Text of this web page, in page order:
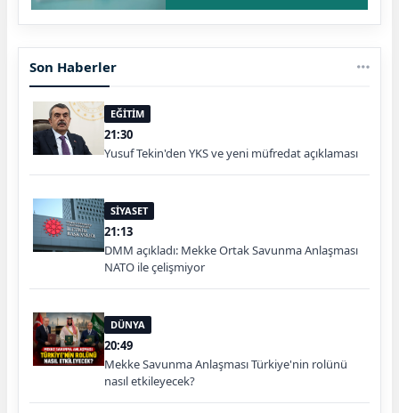
Son Haberler
EĞİTİM
21:30
Yusuf Tekin'den YKS ve yeni müfredat açıklaması
SİYASET
21:13
DMM açıkladı: Mekke Ortak Savunma Anlaşması
NATO ile çelişmiyor
DÜNYA
20:49
Mekke Savunma Anlaşması Türkiye'nin rolünü
nasıl etkileyecek?